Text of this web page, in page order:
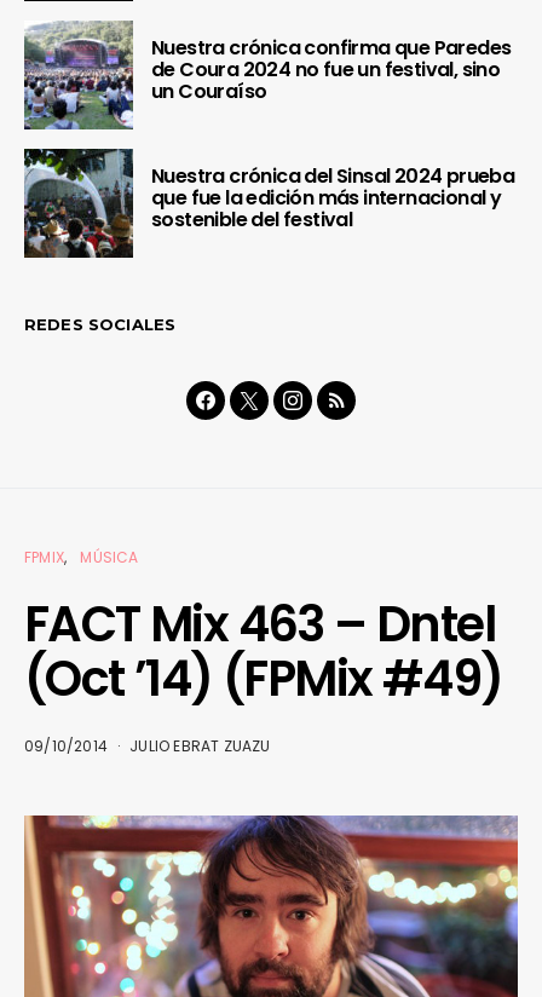
Nuestra crónica confirma que Paredes
de Coura 2024 no fue un festival, sino
un Couraíso
Nuestra crónica del Sinsal 2024 prueba
que fue la edición más internacional y
sostenible del festival
REDES SOCIALES
FPMIX MÚSICA
FACT Mix 463 – Dntel
(Oct ’14) (FPMix #49)
09/10/2014 JULIO EBRAT ZUAZU